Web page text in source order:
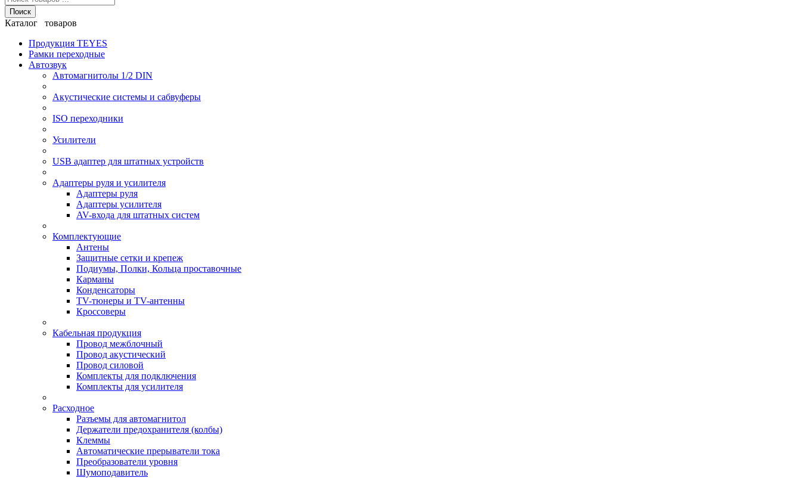
Поиск
Каталог товаров
Продукция TEYES
Рамки переходные
Автозвук
Автомагнитолы 1/2 DIN
Акустические системы и сабвуферы
ISO переходники
Усилители
USB адаптер для штатных устройств
Адаптеры руля и усилителя
Адаптеры руля
Адаптеры усилителя
AV-входа для штатных систем
Комплектующие
Антены
Защитные сетки и крепеж
Подиумы, Полки, Кольца проставочные
Карманы
Конденсаторы
TV-тюнеры и TV-антенны
Кроссоверы
Кабельная продукция
Провод межблочный
Провод акустический
Провод силовой
Комплекты для подключения
Комплекты для усилителя
Расходное
Разъемы для автомагнитол
Держатели предохранителя (колбы)
Клеммы
Автоматические прерыватели тока
Преобразователи уровня
Шумоподавитель